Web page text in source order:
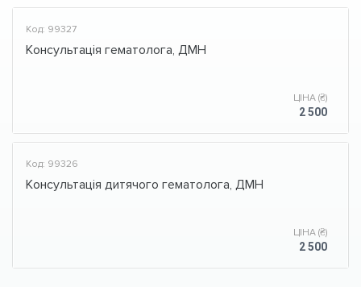
Код: 99327
Консультація гематолога, ДМН
ЦІНА (₴)
2 500
Код: 99326
Консультація дитячого гематолога, ДМН
ЦІНА (₴)
2 500